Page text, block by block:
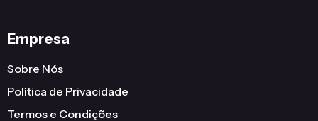
Empresa
Sobre Nós
Política de Privacidade
Termos e Condições